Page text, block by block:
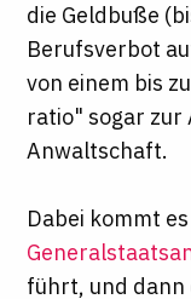
die Geldbuße
Berufsverbot
von einem bis
ratio" sogar zur
Anwaltschaft.
Dabei kommt
führt, und